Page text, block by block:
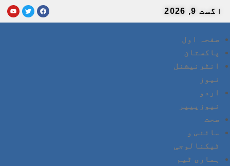
اگست 9, 2026
صفحہ اول
پاکستان
انٹرنیشنل
نیوز
اردو
نیوزپیپر
صحت
سائنس و
ٹیکنالوجی
ہماری ٹیم